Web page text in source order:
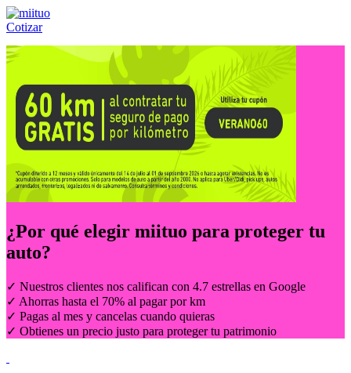
Cotizar
Llámanos al:(55) 84-21-05-00 ó
¿Por qué elegir miituo para proteger tu
auto?
✓ Nuestros clientes nos califican con 4.7 estrellas en Google
✓ Ahorras hasta el 70% al pagar por km
✓ Pagas al mes y cancelas cuando quieras
✓ Obtienes un precio justo para proteger tu patrimonio